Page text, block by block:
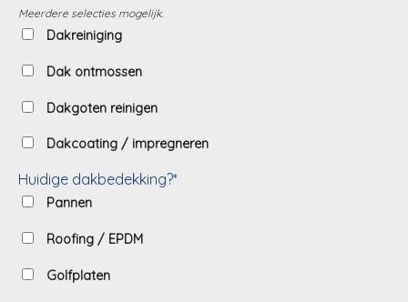
Meerdere selecties mogelijk.
Dakreiniging
Dak ontmossen
Dakgoten reinigen
Dakcoating / impregneren
Huidige dakbedekking?*
Pannen
Roofing / EPDM
Golfplaten